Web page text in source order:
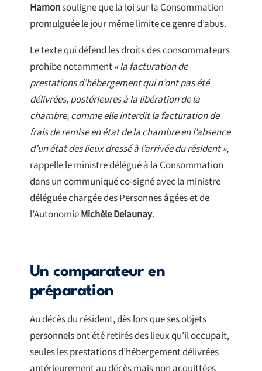
Hamonsouligne que la loi sur la Consommation
promulguée le jour même limite ce genre d’abus.
Le texte qui défend les droits des consommateurs
prohibe notamment« la facturation de
prestations d’hébergement qui n’ont pas été
délivrées, postérieures à la libération de la
chambre, comme elle interdit la facturation de
frais de remise en état de la chambre en l’absence
d’un état des lieux dressé à l’arrivée du résident »,
rappelle le ministre délégué à la Consommation
dans un communiqué co-signé avec la ministre
déléguée chargée des Personnes âgées et de
l’AutonomieMichèle Delaunay.
Un comparateur en
préparation
Au décès du résident, dès lors que ses objets
personnels ont été retirés des lieux qu’il occupait,
seules les prestations d’hébergement délivrées